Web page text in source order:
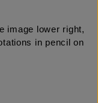
image lower right,
in pencil on